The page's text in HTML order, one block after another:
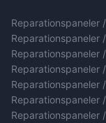
Reparationspaneler
Reparationspaneler
Reparationspaneler
Reparationspaneler
Reparationspaneler
Reparationspaneler
Reparationspaneler